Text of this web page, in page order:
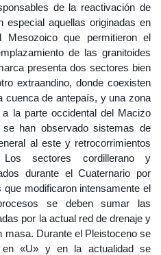
de la reactivación de
especial aquellas originadas en
Mesozoico que permitieron el
de las granitoides
presenta dos sectores bien
extraandino, donde coexisten
cuenca de antepaís, y una zona
la parte occidental del Macizo
han observado sistemas de
al este y retrocorrimientos
sectores cordillerano y
durante el Cuaternario por
modificaron intensamente el
se deben sumar las
por la actual red de drenaje y
masa. Durante el Pleistoceno se
en «U» y en la actualidad se